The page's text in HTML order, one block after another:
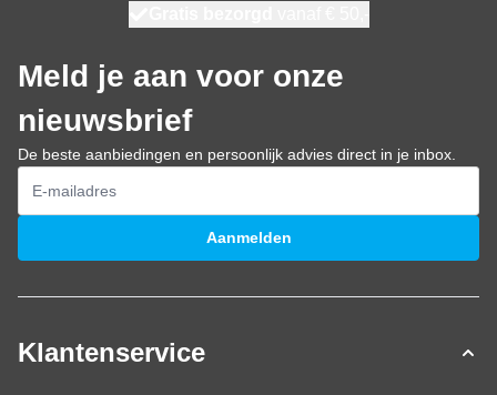
Meld je aan voor onze
nieuwsbrief
De beste aanbiedingen en persoonlijk advies direct in je inbox.
E-mailadres
Aanmelden
Klantenservice